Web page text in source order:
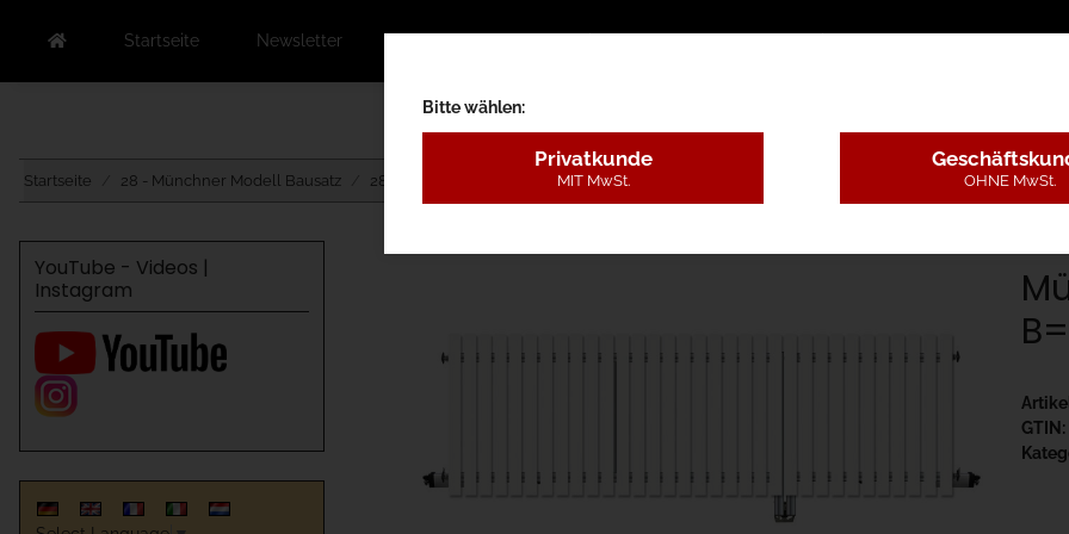
Startseite Newsletter
Startseite 28 - Münchner Modell Bausatz 28B - mit Antrieb Oberflur 28BB - Kunststoff ohne Pfosten Münchner Modell Drehtor
GTIN:
YouTube - Videos |
Instagram
Bitte wählen:
Privatkunde
MIT MwSt. OHNE MwSt.